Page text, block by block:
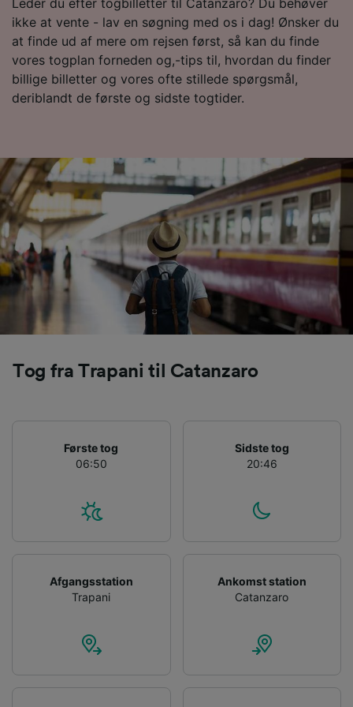
ikke at vente - lav en søgning med os i dag! Ønsker du
at finde ud af mere om rejsen først, så kan du finde
vores togplan forneden og,-tips til, hvordan du finder
billige billetter og vores ofte stillede spørgsmål,
deriblandt de første og sidste togtider.
Tog fra Trapani til Catanzaro
Første tog
06:50
Sidste tog
20:46
Afgangsstation
Trapani
Ankomst station
Catanzaro
sporingsformål, hvis du har bedt os om ikke at
spore dig.
Vi og vores partnere behandler data for at
levere:
Bruge præcise geografiske
enhed. Tilpasset annoncering og indhold,
annoncerings- og indholdsmåling,
målgruppeundersøgelser og udvikling af
tjenester.
Liste over partnere (leverandører)